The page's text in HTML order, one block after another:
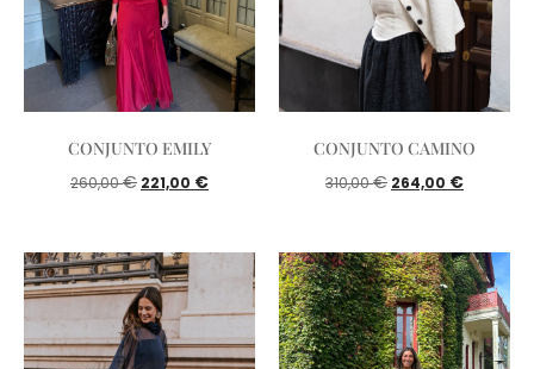
CONJUNTO EMILY
260,00€ 221,00 €
CONJUNTO CAMINO
310,00€ 264,00 €